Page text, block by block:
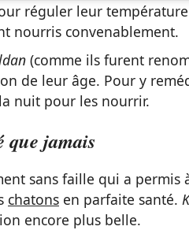
réguler leur
nourris convenablement.
(comme ils furent
de leur âge. Pour y
nuit pour les nourrir.
que jamais
sans faille qui a
chatons en parfaite santé.
encore plus belle.